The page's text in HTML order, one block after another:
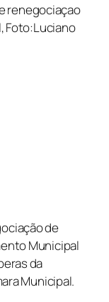
renegociaçao
Foto:Luciano
de
Municipal
da
Municipal.